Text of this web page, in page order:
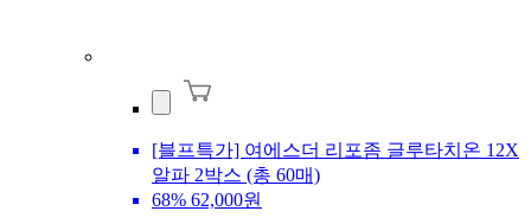
[블프특가] 여에스더 리포좀 글루타치온 12X
알파 2박스 (총 60매)
68% 62,000원